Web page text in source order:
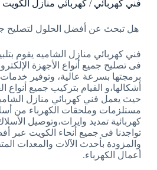
فني كهربائي / كهربائي منازل الكويت
هل تبحث عن أفضل الحلول لتصليح
فني كهربائي منازل الشاميه يقوم
فى تصليح جميع أنواع الأجهزة
برمجتها بسرعة عالية، وتوفير
أشكالها،و القيام بتركيب جميع أنواع
حيث يعمل فني كهربائي منازل
مستلزمات وملحقات الكهرباء من
كهربائية تمديد وايرات،وتوصيل
تواجدنا فى جميع أنحاء الكويت عبر
والمزودة بأحدث الآلات والمعدات
أعمال الكهرباء.